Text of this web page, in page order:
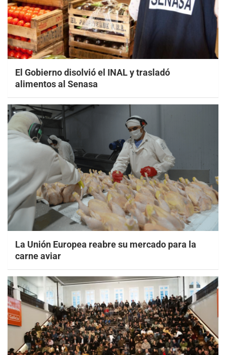
El Gobierno disolvió el INAL y trasladó
alimentos al Senasa
La Unión Europea reabre su mercado para la
carne aviar